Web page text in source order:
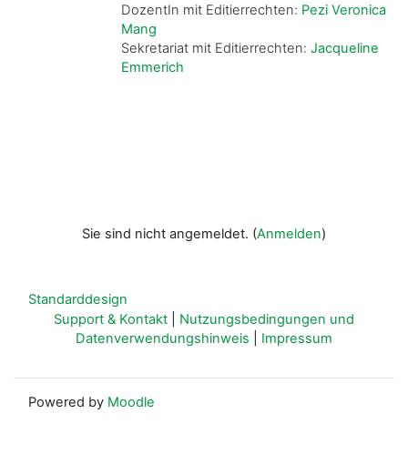
DozentIn mit Editierrechten: Pezi Veronica
Mang
Sekretariat mit Editierrechten: Jacqueline
Emmerich
Sie sind nicht angemeldet. (Anmelden)
Standarddesign
Support & Kontakt
Nutzungsbedingungen und
Datenverwendungshinweis
Impressum
Powered by Moodle